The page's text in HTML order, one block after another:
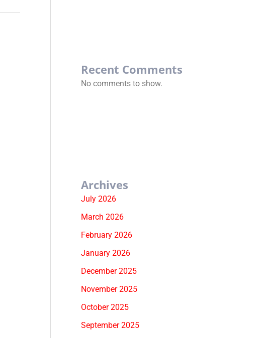
Recent Comments
No comments to show.
Archives
July 2026
March 2026
February 2026
January 2026
December 2025
November 2025
October 2025
September 2025